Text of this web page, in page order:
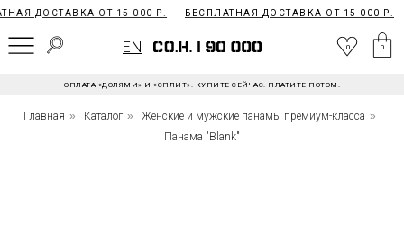
ДОСТАВКА ОТ 15 000 Р. БЕСПЛАТНАЯ ДОСТАВКА ОТ 15 000 Р.
EN 0
EN 0 0
ОПЛАТА «ДОЛЯМИ» И «СПЛИТ». КУПИТЕ СЕЙЧАС. ПЛАТИТЕ ПОТОМ.
Главная » Каталог » Женские и мужские панамы премиум-класса »
Панама "Blank"